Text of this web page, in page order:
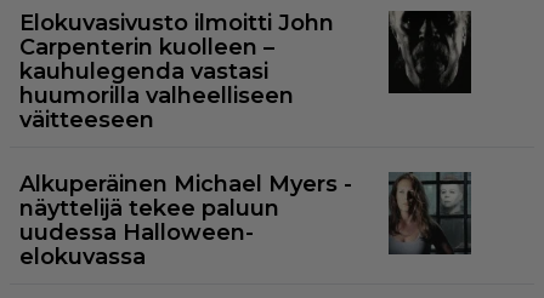
Elokuvasivusto ilmoitti John
Carpenterin kuolleen –
kauhulegenda vastasi
huumorilla valheelliseen
väitteeseen
Alkuperäinen Michael Myers -
näyttelijä tekee paluun
uudessa Halloween-
elokuvassa